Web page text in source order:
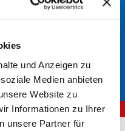
und Anzeigen zu
Medien anbieten
Website zu
Informationen zu Ihrer
unsere Partner für
Ihrer Anlage
und Größen angegeben.